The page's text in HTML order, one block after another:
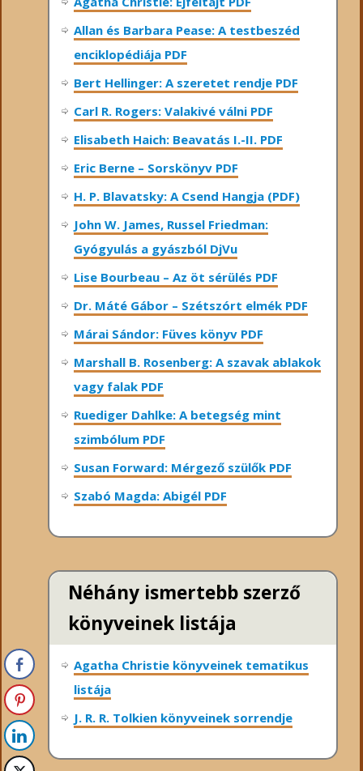
Allan és Barbara Pease: A testbeszéd
enciklopédiája PDF
Bert Hellinger: A ​szeretet rendje PDF
Carl R. Rogers: Valakivé válni PDF
Elisabeth Haich: Beavatás I.-II. PDF
Eric Berne – Sorskönyv PDF
H. P. Blavatsky: A Csend Hangja (PDF)
John W. James, Russel Friedman:
Gyógyulás a gyászból DjVu
Lise Bourbeau – Az öt sérülés PDF
Dr. Máté Gábor – Szétszórt elmék PDF
Márai Sándor: Füves könyv PDF
Marshall B. Rosenberg: A szavak ablakok
vagy falak PDF
Ruediger Dahlke: A betegség mint
szimbólum PDF
Susan Forward: Mérgező szülők PDF
Szabó Magda: Abigél PDF
Néhány ismertebb szerző
könyveinek listája
Agatha Christie könyveinek tematikus
listája
J. R. R. Tolkien könyveinek sorrendje